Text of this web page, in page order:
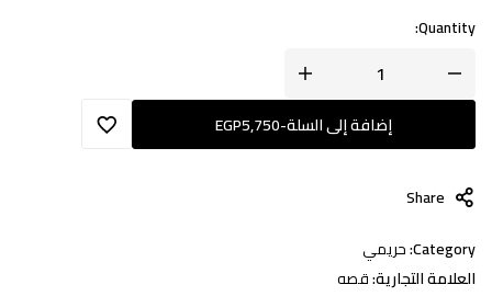
Quantity:
إضافة إلى السلة-
EGP5,750
Share
Category: حريمي
العلامة التجارية:قصه